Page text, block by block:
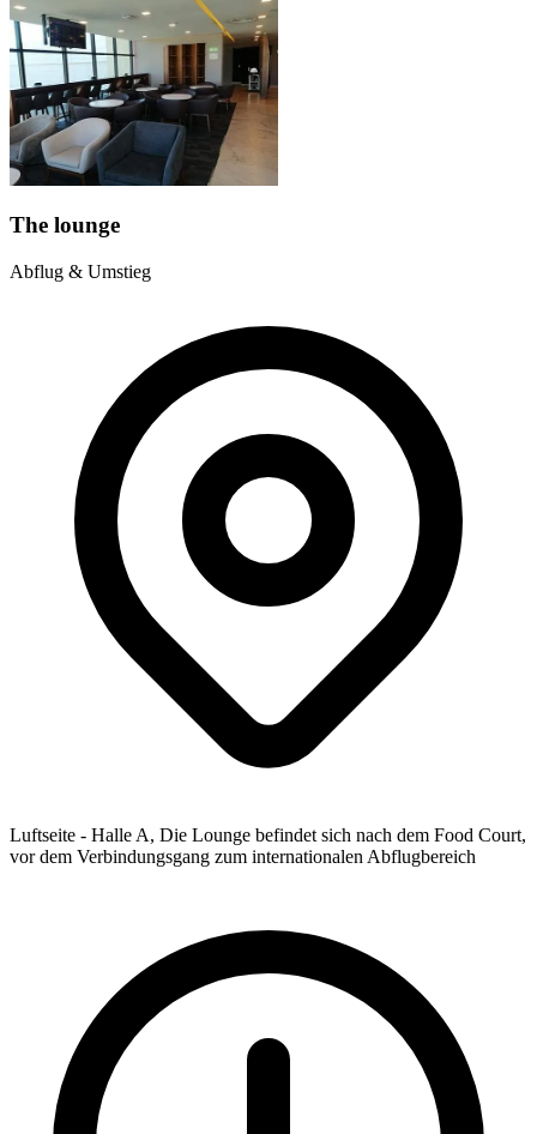
The lounge
Abflug & Umstieg
Luftseite - Halle A, Die Lounge befindet sich nach dem Food Court,
vor dem Verbindungsgang zum internationalen Abflugbereich